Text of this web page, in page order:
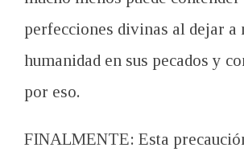
perfecciones divinas al dejar a
humanidad en sus pecados y
por eso.
FINALMENTE: Esta